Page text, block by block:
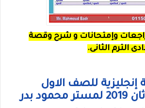
وإمتحانات و شرح وقصة
الترم الثانى.
إنجليزية للصف الاول
بدر